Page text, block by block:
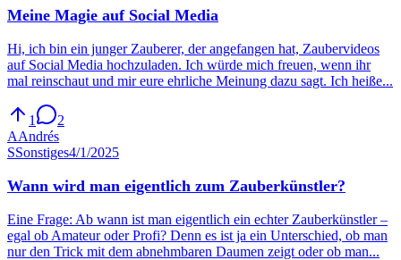
Meine Magie auf Social Media
Hi, ich bin ein junger Zauberer, der angefangen hat, Zaubervideos
auf Social Media hochzuladen. Ich würde mich freuen, wenn ihr
mal reinschaut und mir eure ehrliche Meinung dazu sagt. Ich heiße...
1
2
AAndrés
SSonstiges4/1/2025
Wann wird man eigentlich zum Zauberkünstler?
Eine Frage: Ab wann ist man eigentlich ein echter Zauberkünstler –
egal ob Amateur oder Profi? Denn es ist ja ein Unterschied, ob man
nur den Trick mit dem abnehmbaren Daumen zeigt oder ob man...